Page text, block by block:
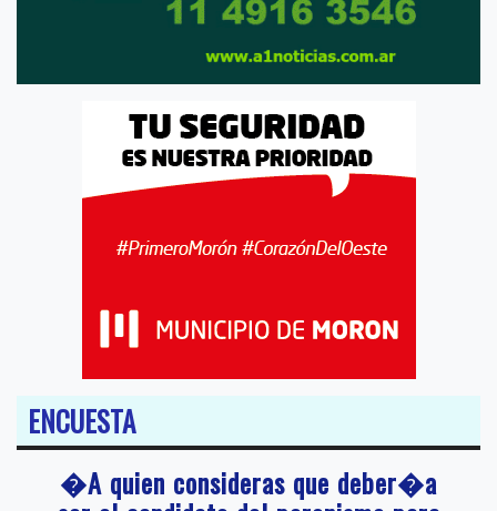
ENCUESTA
�A quien consideras que deber�a